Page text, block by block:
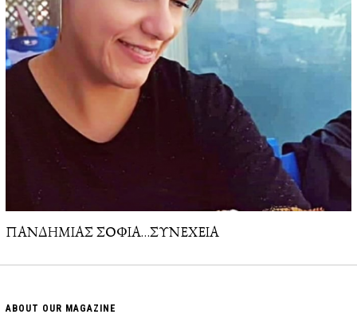
ΠΑΝΔΗΜΙΑΣ ΣΟΦΙΑ…ΣΥΝΕΧΕΙΑ
ABOUT OUR MAGAZINE